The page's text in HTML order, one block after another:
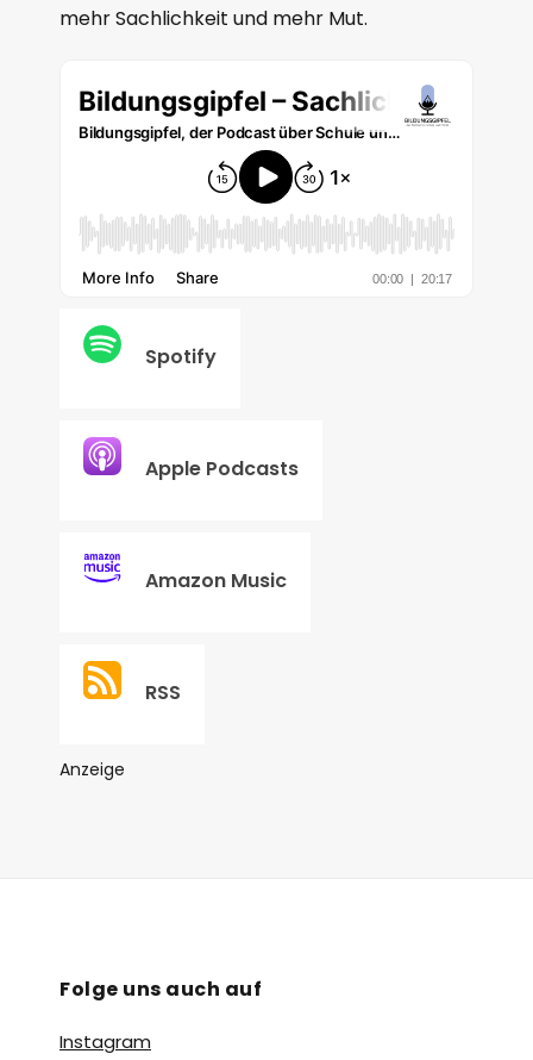
mehr Sachlichkeit und mehr Mut.
Spotify
Apple Podcasts
Amazon Music
RSS
Anzeige
Folge uns auch auf
Instagram